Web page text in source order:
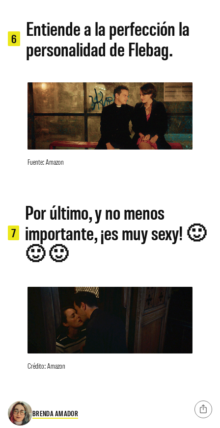
6
Entiende a la perfección la
personalidad de Flebag.
Fuente: Amazon
7
Por último, y no menos
importante, ¡es muy sexy! 🙂
🙂 🙂
Crédito: Amazon
BRENDA AMADOR